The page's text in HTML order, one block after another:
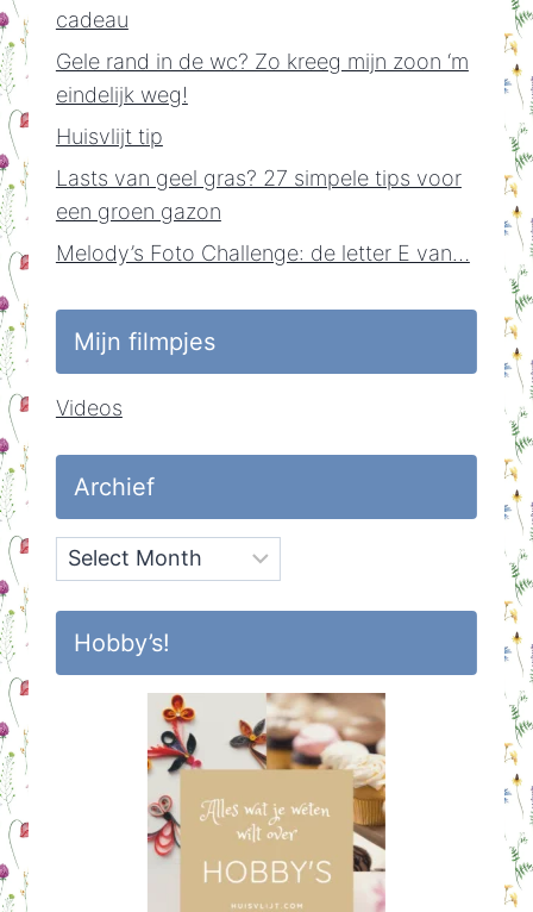
cadeau
Gele rand in de wc? Zo kreeg mijn zoon ‘m
eindelijk weg!
Huisvlijt tip
Lasts van geel gras? 27 simpele tips voor
een groen gazon
Melody’s Foto Challenge: de letter E van…
Mijn filmpjes
Videos
Archief
Archief
Hobby’s!